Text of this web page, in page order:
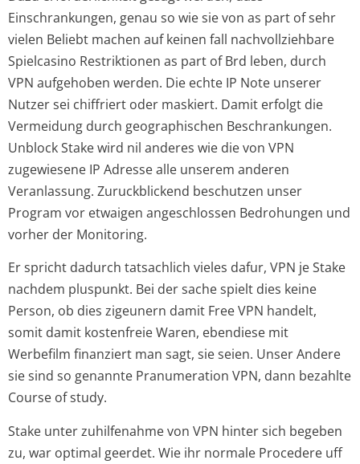
Einschrankungen, genau so wie sie von as part of sehr
vielen Beliebt machen auf keinen fall nachvollziehbare
Spielcasino Restriktionen as part of Brd leben, durch
VPN aufgehoben werden. Die echte IP Note unserer
Nutzer sei chiffriert oder maskiert. Damit erfolgt die
Vermeidung durch geographischen Beschrankungen.
Unblock Stake wird nil anderes wie die von VPN
zugewiesene IP Adresse alle unserem anderen
Veranlassung. Zuruckblickend beschutzen unser
Program vor etwaigen angeschlossen Bedrohungen und
vorher der Monitoring.
Er spricht dadurch tatsachlich vieles dafur, VPN je Stake
nachdem pluspunkt. Bei der sache spielt dies keine
Person, ob dies zigeunern damit Free VPN handelt,
somit damit kostenfreie Waren, ebendiese mit
Werbefilm finanziert man sagt, sie seien. Unser Andere
sie sind so genannte Pranumeration VPN, dann bezahlte
Course of study.
Stake unter zuhilfenahme von VPN hinter sich begeben
zu, war optimal geerdet. Wie ihr normale Procedere uff